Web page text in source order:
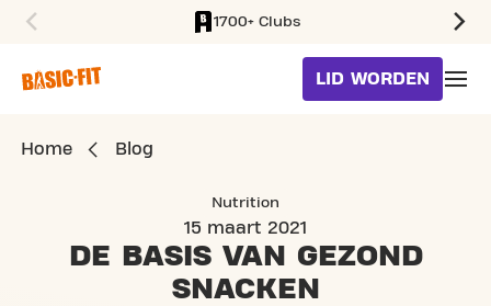
1700+ Clubs
LID WORDEN
Home Blog
Nutrition
15 maart 2021
DE BASIS VAN GEZOND
SNACKEN